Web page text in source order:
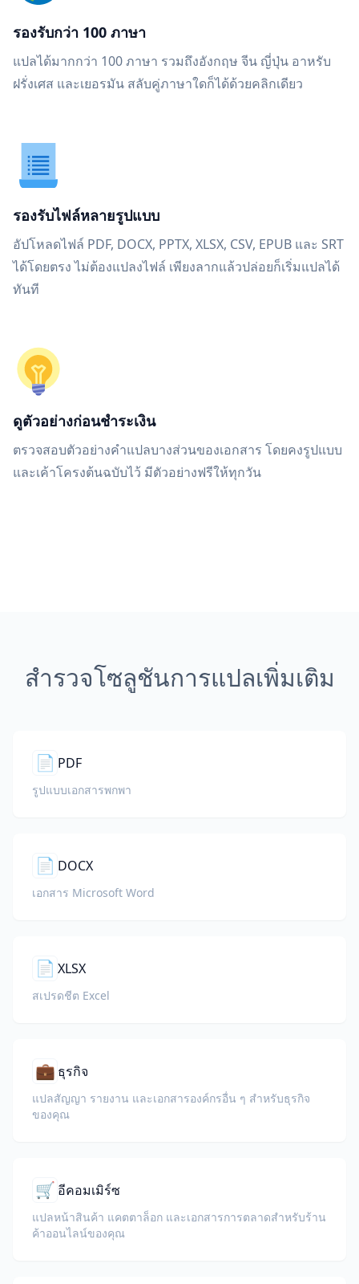
รองรับกว่า 100 ภาษา
แปลได้มากกว่า 100 ภาษา รวมถึงอังกฤษ จีน ญี่ปุ่น อาหรับ
ฝรั่งเศส และเยอรมัน สลับคู่ภาษาใดก็ได้ด้วยคลิกเดียว
รองรับไฟล์หลายรูปแบบ
อัปโหลดไฟล์ PDF, DOCX, PPTX, XLSX, CSV, EPUB และ SRT
ได้โดยตรง ไม่ต้องแปลงไฟล์ เพียงลากแล้วปล่อยก็เริ่มแปลได้
ทันที
ดูตัวอย่างก่อนชำระเงิน
ตรวจสอบตัวอย่างคำแปลบางส่วนของเอกสาร โดยคงรูปแบบ
และเค้าโครงต้นฉบับไว้ มีตัวอย่างฟรีให้ทุกวัน
สำรวจโซลูชันการแปลเพิ่มเติม
📄 PDF
รูปแบบเอกสารพกพา
📄 DOCX
เอกสาร Microsoft Word
📄 XLSX
สเปรดชีต Excel
💼 ธุรกิจ
แปลสัญญา รายงาน และเอกสารองค์กรอื่น ๆ สำหรับธุรกิจ
ของคุณ
🛒 อีคอมเมิร์ซ
แปลหน้าสินค้า แคตตาล็อก และเอกสารการตลาดสำหรับร้าน
ค้าออนไลน์ของคุณ